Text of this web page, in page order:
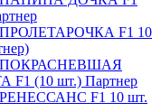
F1 10
F1 (10 шт.) Партнер
F1 10 шт.